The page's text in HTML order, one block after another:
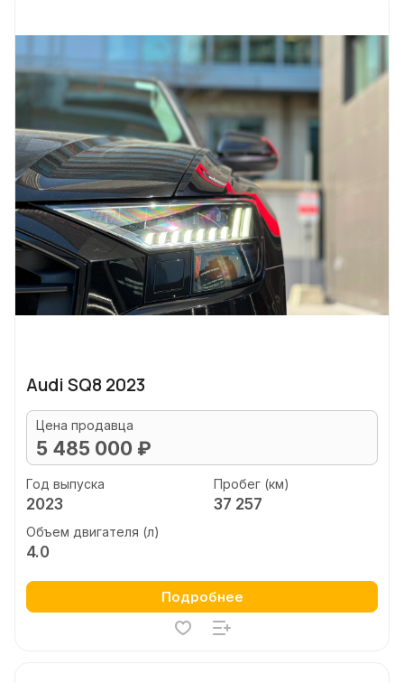
Audi SQ8 2023
Цена продавца
5 485 000 ₽
Год выпуска
2023
Пробег (км)
37 257
Объем двигателя (л)
4.0
Подробнее